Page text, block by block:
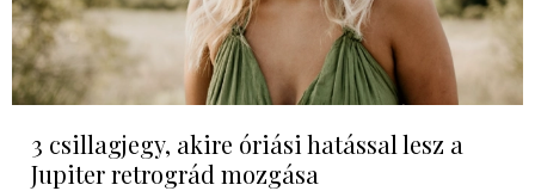
3 csillagjegy, akire óriási hatással lesz a
Jupiter retrográd mozgása